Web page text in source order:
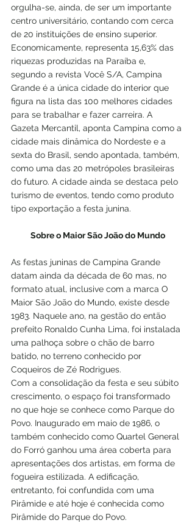
orgulha-se, ainda, de ser um importante
centro universitário, contando com cerca
de 20 instituições de ensino superior.
Economicamente, representa 15,63% das
riquezas produzidas na Paraíba e,
segundo a revista Você S/A, Campina
Grande é a única cidade do interior que
figura na lista das 100 melhores cidades
para se trabalhar e fazer carreira. A
Gazeta Mercantil, aponta Campina como a
cidade mais dinâmica do Nordeste e a
sexta do Brasil, sendo apontada, também,
como uma das 20 metrópoles brasileiras
do futuro. A cidade ainda se destaca pelo
turismo de eventos, tendo como produto
tipo exportação a festa junina.
Sobre o Maior São João do Mundo
As festas juninas de Campina Grande
datam ainda da década de 60 mas, no
formato atual, inclusive com a marca O
Maior São João do Mundo, existe desde
1983. Naquele ano, na gestão do então
prefeito Ronaldo Cunha Lima, foi instalada
uma palhoça sobre o chão de barro
batido, no terreno conhecido por
Coqueiros de Zé Rodrigues.
Com a consolidação da festa e seu súbito
crescimento, o espaço foi transformado
no que hoje se conhece como Parque do
Povo. Inaugurado em maio de 1986, o
também conhecido como Quartel General
do Forró ganhou uma área coberta para
apresentações dos artistas, em forma de
fogueira estilizada. A edificação,
entretanto, foi confundida com uma
Pirâmide e até hoje é conhecida como
Pirâmide do Parque do Povo.